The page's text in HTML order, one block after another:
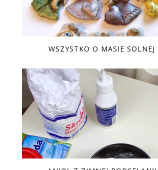
WSZYSTKO O MASIE SOLNEJ